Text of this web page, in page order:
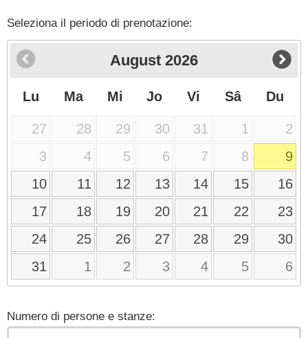
Seleziona il periodo di prenotazione:
August 2026
Lu Ma Mi Jo Vi Sâ Du
27 28 29 30 31 1
2
3
4 5 6 7 8
9
10
11 12 13 14 15
16
17
18 19 20 21 22
23
24
25 26 27 28 29
30
31
1 2 3 4 5 6
Numero di persone e stanze: